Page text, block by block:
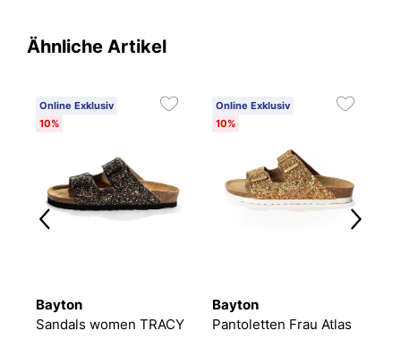
Ähnliche Artikel
Online Exklusiv
10%
Bayton
Sandals women TRACY
Online Exklusiv
10%
Bayton
Pantoletten Frau Atlas